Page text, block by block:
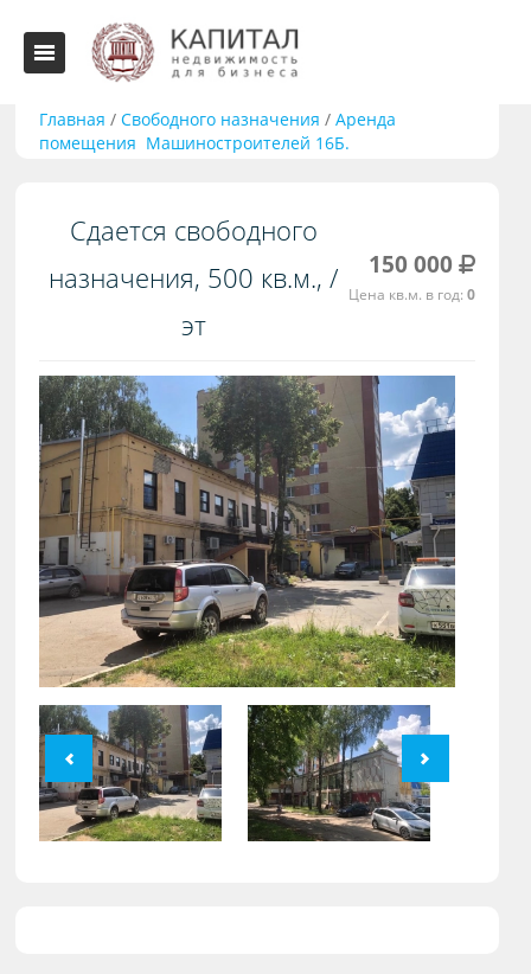
Главная /Свободного назначения /Аренда
помещения Машиностроителей 16Б.
Сдается свободного
назначения, 500 кв.м., /
эт
150 000
Цена кв.м. в год:0